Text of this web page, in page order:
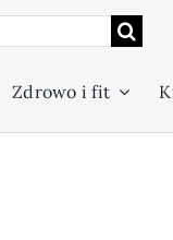
Zdrowo i fit